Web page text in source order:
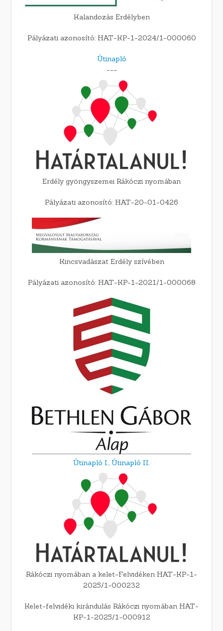
Kalandozás Erdélyben
Pályázati azonosító: HAT-KP-1-2024/1-000060
Útinapló
---
Erdély gyöngyszemei Rákóczi nyomában
Pályázati azonosító: HAT-20-01-0426
Kincsvadászat Erdély szívében
Pályázati azonosító: HAT-KP-1-2021/1-000068
Útinapló I., Útinapló II.
Rákóczi nyomában a kelet-Felvidéken HAT-KP-1-
2025/1-000232
Kelet-felvidéki kirándulás Rákóczi nyomában HAT-
KP-1-2025/1-000912